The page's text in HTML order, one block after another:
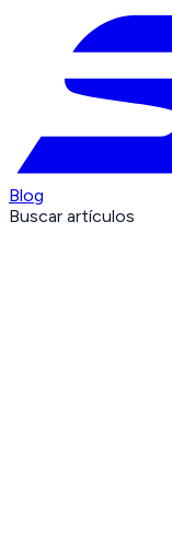
Blog
Buscar artículos